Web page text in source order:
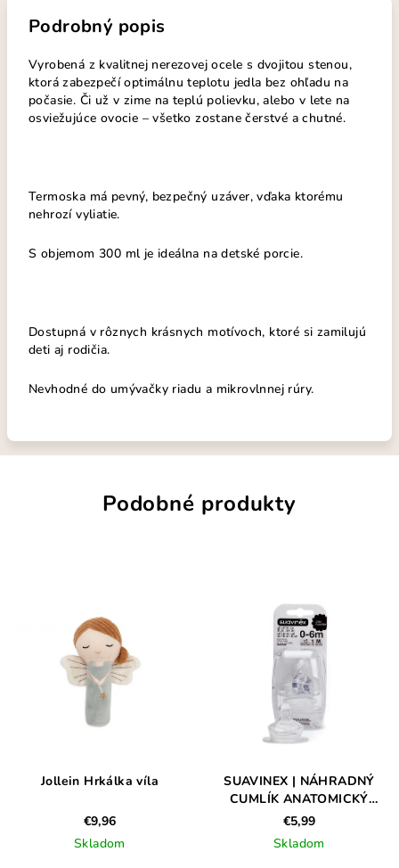
Podrobný popis
Vyrobená z kvalitnej nerezovej ocele s dvojitou stenou,
ktorá zabezpečí optimálnu teplotu jedla bez ohľadu na
počasie. Či už v zime na teplú polievku, alebo v lete na
osviežujúce ovocie – všetko zostane čerstvé a chutné.
Termoska má pevný, bezpečný uzáver, vďaka ktorému
nehrozí vyliatie.
S objemom 300 ml je ideálna na detské porcie.
Dostupná v rôznych krásnych motívoch, ktoré si zamilujú
deti aj rodičia.
Nevhodné do umývačky riadu a mikrovlnnej rúry.
Podobné produkty
Jollein Hrkálka víla
€9,96
Skladom
SUAVINEX | NÁHRADNÝ
CUMLÍK ANATOMICKÝ
S1/M - 2 ks
€5,99
Skladom